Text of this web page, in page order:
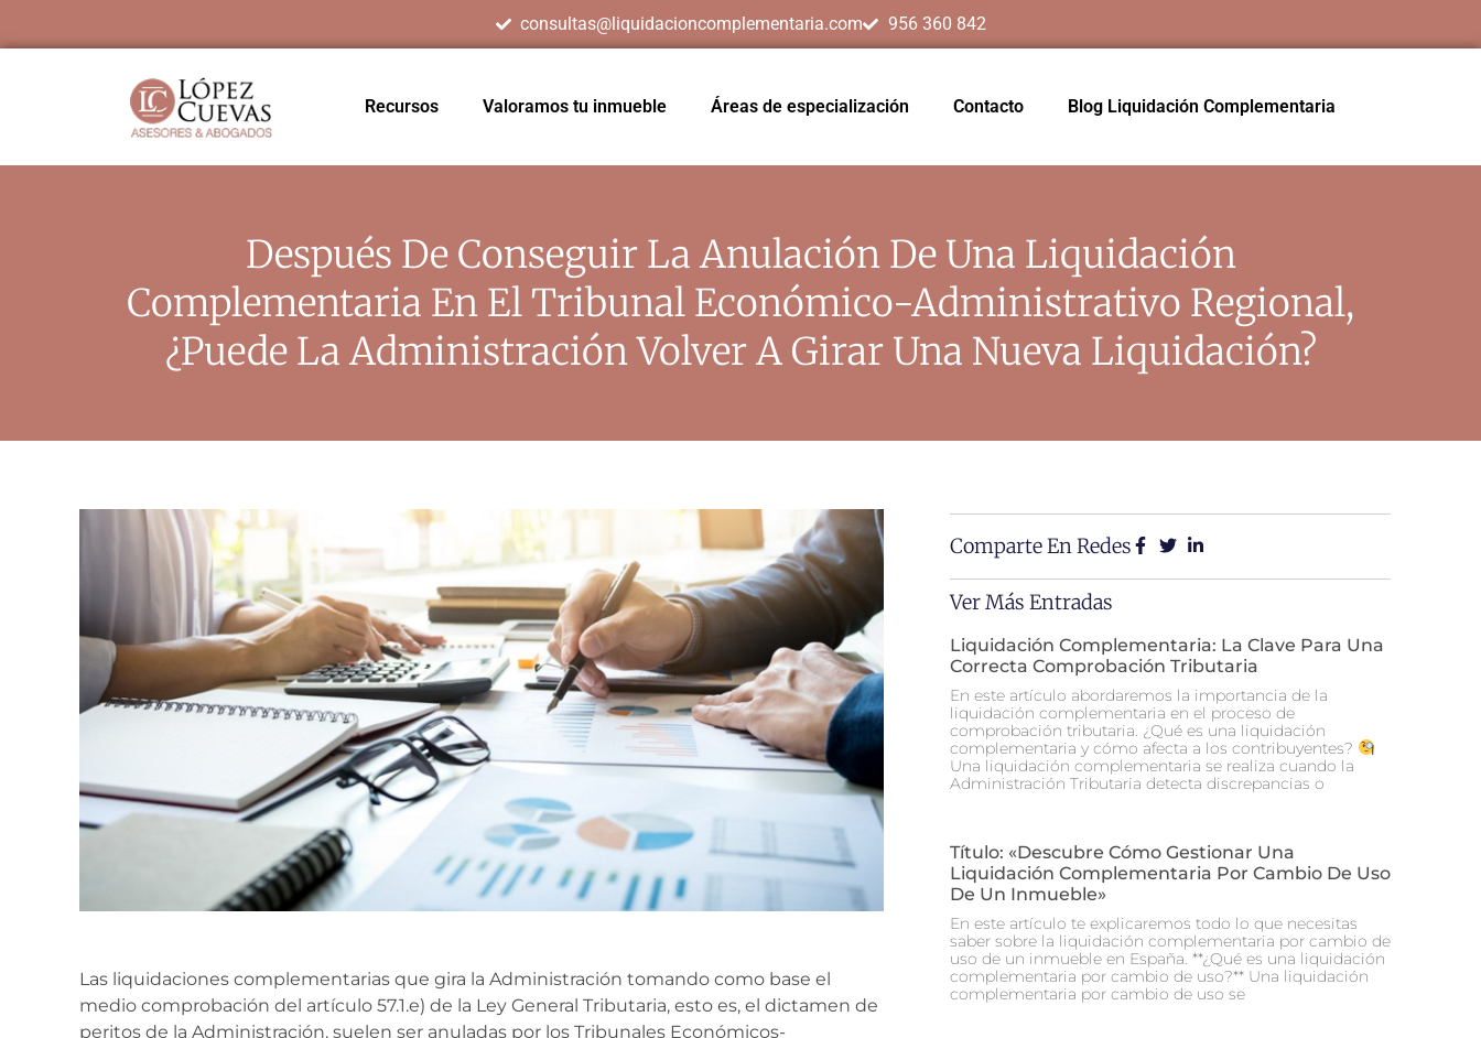
consultas@liquidacioncomplementaria.com 956 360 842
Recursos Valoramos tu inmueble Áreas de especialización Contacto Blog Liquidación Complementaria
Después De Conseguir La Anulación De Una Liquidación
Complementaria En El Tribunal Económico-Administrativo Regional,
¿puede La Administración Volver A Girar Una Nueva Liquidación?
Las liquidaciones complementarias que gira la Administración tomando como base el
medio comprobación del artículo 57.1.e) de la Ley General Tributaria, esto es, el dictamen de
peritos de la Administración, suelen ser anuladas por los Tribunales Económicos-
Comparte En Redes
Ver Más Entradas
Liquidación Complementaria: La Clave Para Una
Correcta Comprobación Tributaria
En este artículo abordaremos la importancia de la
liquidación complementaria en el proceso de
comprobación tributaria. ¿Qué es una liquidación
complementaria y cómo afecta a los contribuyentes?
Una liquidación complementaria se realiza cuando la
Administración Tributaria detecta discrepancias o
Título: «Descubre Cómo Gestionar Una
Liquidación Complementaria Por Cambio De Uso
De Un Inmueble»
En este artículo te explicaremos todo lo que necesitas
saber sobre la liquidación complementaria por cambio de
uso de un inmueble en España. **¿Qué es una liquidación
complementaria por cambio de uso?** Una liquidación
complementaria por cambio de uso se